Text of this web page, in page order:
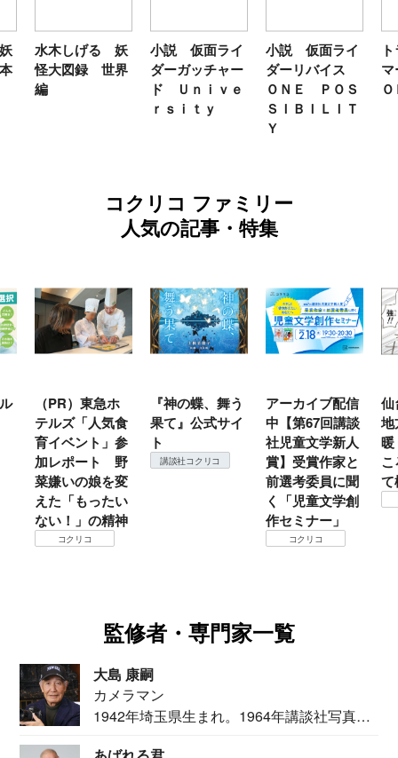
水木しげる 妖
怪大図録 世界
編
小説 仮面ライ
ダーガッチャー
ド Ｕｎｉｖｅ
ｒｓｉｔｙ
小説 仮面ライ
ダーリバイス
ＯＮＥ ＰＯＳ
ＳＩＢＩＬＩＴ
Ｙ
コクリコ ファミリー
人気の記事・特集
（PR）東急ホ
テルズ「人気食
育イベント」参
加レポート 野
菜嫌いの娘を変
えた「もったい
ない！」の精神
コクリコ
『神の蝶、舞う
果て』公式サイ
ト
講談社コクリコ
アーカイブ配信
中【第67回講談
社児童文学新人
賞】受賞作家と
前選考委員に聞
く「児童文学創
作セミナー」
コクリコ
仙
地
て
監修者・専門家一覧
大島 康嗣
カメラマン
1942年埼玉県生まれ。1964年講談社写真部